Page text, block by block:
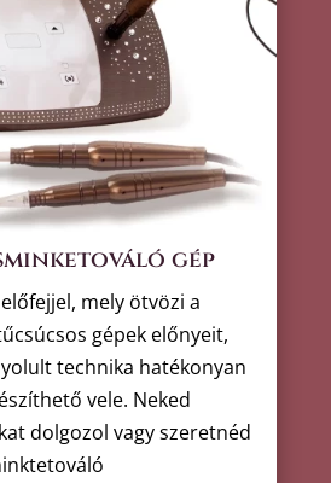
gép
mely ötvözi a
gépek előnyeit,
technika hatékonyan
vele. Neked
dolgozol vagy szeretnéd